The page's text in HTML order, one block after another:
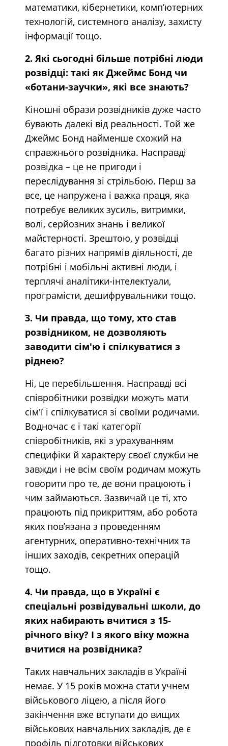
математики, кібернетики, комп’ютерних
технологій, системного аналізу, захисту
інформації тощо.
2. Які сьогодні більше потрібні люди
розвідці: такі як Джеймс Бонд чи
«ботани-заучки», які все знають?
Кіношні образи розвідників дуже часто
бувають далекі від реальності. Той же
Джеймс Бонд найменше схожий на
справжнього розвідника. Насправді
розвідка – це не пригоди і
переслідування зі стрільбою. Перш за
все, це напружена і важка праця, яка
потребує великих зусиль, витримки,
волі, серйозних знань і великої
майстерності. Зрештою, у розвідці
багато різних напрямів діяльності, де
потрібні і мобільні активні люди, і
терплячі аналітики-інтелектуали,
програмісти, дешифрувальники тощо.
3. Чи правда, що тому, хто став
розвідником, не дозволяють
заводити сім'ю і спілкуватися з
ріднею?
Ні, це перебільшення. Насправді всі
співробітники розвідки можуть мати
сім'ї і спілкуватися зі своїми родичами.
Водночас є і такі категорії
співробітників, які з урахуванням
специфіки й характеру своєї служби не
завжди і не всім своїм родичам можуть
говорити про те, де вони працюють і
чим займаються. Зазвичай це ті, хто
працюють під прикриттям, або робота
яких пов’язана з проведенням
агентурних, оперативно-технічних та
інших заходів, секретних операцій
тощо.
4. Чи правда, що в Україні є
спеціальні розвідувальні школи, до
яких набирають вчитися з 15-
річного віку? І з якого віку можна
вчитися на розвідника?
Таких навчальних закладів в Україні
немає. У 15 років можна стати учнем
військового ліцею, а після його
закінчення вже вступати до вищих
військових навчальних закладів, де є
профіль підготовки військових